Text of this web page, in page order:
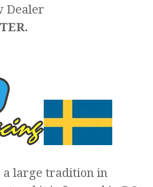
Dealer
a large tradition in